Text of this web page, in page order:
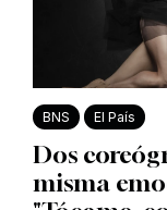
BNS El País
Dos
misma